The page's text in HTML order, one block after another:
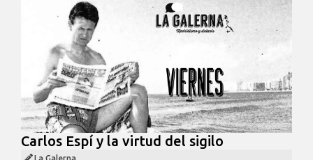
Carlos Espí y la virtud del sigilo
La Galerna